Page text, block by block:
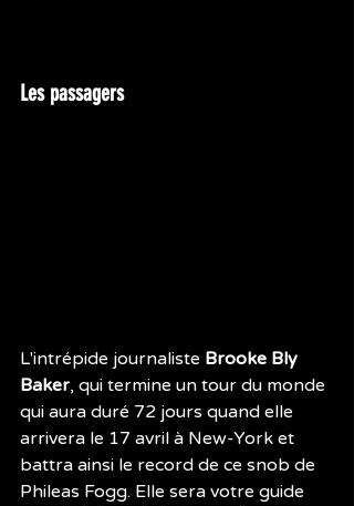
Les passagers
L'intrépide journaliste Brooke Bly
Baker, qui termine un tour du monde
qui aura duré 72 jours quand elle
arrivera le 17 avril à New-York et
battra ainsi le record de ce snob de
Phileas Fogg. Elle sera votre guide